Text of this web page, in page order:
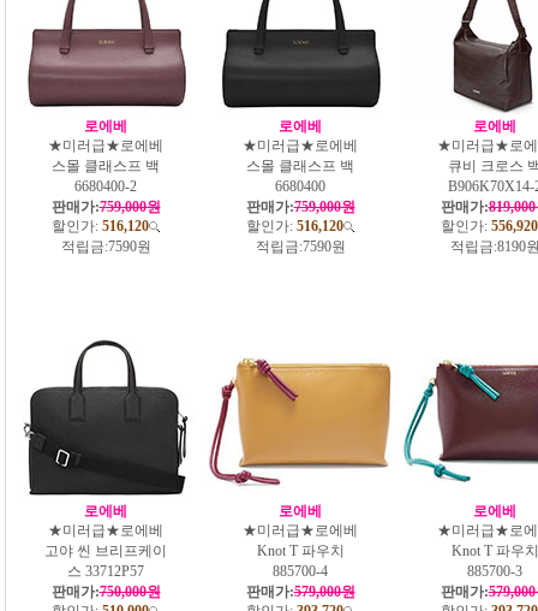
로에베
★미러급★로에베
스몰 클래스프 백
6680400-2
판매가:759,000원
할인가: 516,120
적립금:7590원
로에베
★미러급★로에베
스몰 클래스프 백
6680400
판매가:759,000원
할인가: 516,120
적립금:7590원
로에베
★미러급★로
큐비 크로스
B906K70X14-
판매가:
할인가: 556,920
적립금:8190
로에베
★미러급★로에베
고야 씬 브리프케이
스 33712P57
판매가:750,000원
로에베
★미러급★로에베
Knot T 파우치
885700-4
판매가:579,000원
로에베
★미러급★로
Knot T 파우치
885700-3
판매가: